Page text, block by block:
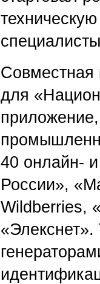
Совместная
для
40 онлайн-
России»,
Wildberries,